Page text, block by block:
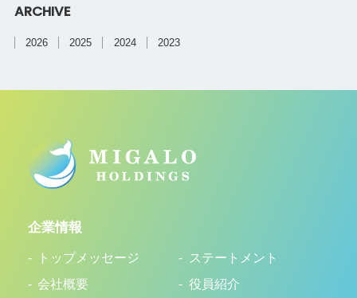
ARCHIVE
2026 2025 2024 2023
企業情報
トップメッセージ
ステートメント
会社概要
役員紹介